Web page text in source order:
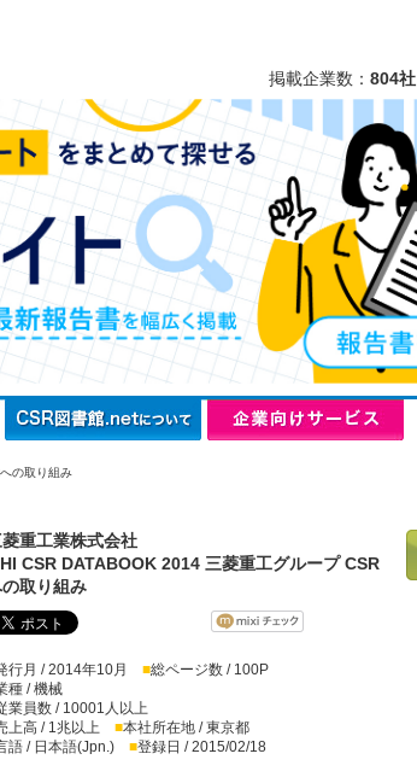
掲載企業数： 804社
の取り組み
菱重工業株式会社
CSR DATABOOK 2014 三菱重工グループ CSR
取り組み
行月 / 2014年10月 ■総ページ数 / 100P
種 / 機械
業員数 / 10001人以上
上高 / 1兆以上 ■本社所在地 / 東京都
語 / 日本語(Jpn.) ■登録日 / 2015/02/18